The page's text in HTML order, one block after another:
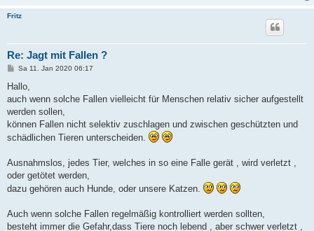
Fritz
Re: Jagt mit Fallen ?
B
i
r
a
Sa 11. Jan 2020 06:17
Hallo,
auch wenn solche Fallen vielleicht für Menschen relativ sicher aufgestellt
werden sollen,
können Fallen nicht selektiv zuschlagen und zwischen geschützten und
schädlichen Tieren unterscheiden.
Ausnahmslos, jedes Tier, welches in so eine Falle gerät , wird verletzt ,
oder getötet werden,
dazu gehören auch Hunde, oder unsere Katzen.
Auch wenn solche Fallen regelmäßig kontrolliert werden sollten,
besteht immer die Gefahr,dass Tiere noch lebend , aber schwer verletzt ,